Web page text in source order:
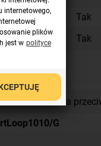
Tak Tak
Tak Tak
centrala
G
internetowego,
plików
jest w polityce